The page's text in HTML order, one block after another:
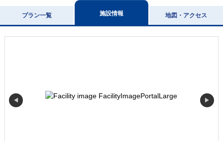
プラン一覧 施設情報 地図・アクセス
◀ ▶